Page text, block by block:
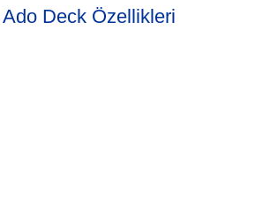
Deck Özellikleri